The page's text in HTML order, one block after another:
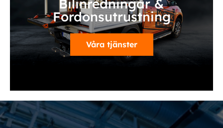
Bilinredningar &
Fordonsutrustning
Våra tjänster